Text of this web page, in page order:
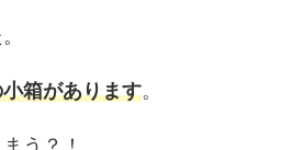
箱があります。
う？！